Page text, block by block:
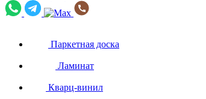
Паркетная доска
Ламинат
Кварц-винил